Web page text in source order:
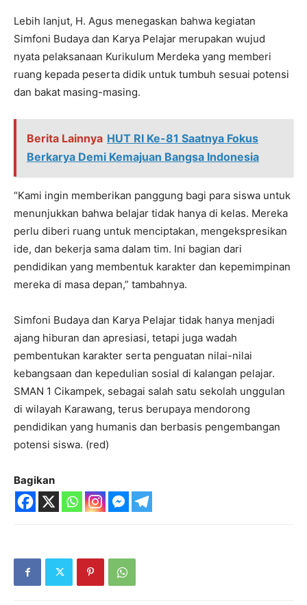
Lebih lanjut, H. Agus menegaskan bahwa kegiatan
Simfoni Budaya dan Karya Pelajar merupakan wujud
nyata pelaksanaan Kurikulum Merdeka yang memberi
ruang kepada peserta didik untuk tumbuh sesuai potensi
dan bakat masing-masing.
Berita Lainnya HUT RI Ke-81 Saatnya Fokus
Berkarya Demi Kemajuan Bangsa Indonesia
“Kami ingin memberikan panggung bagi para siswa untuk
menunjukkan bahwa belajar tidak hanya di kelas. Mereka
perlu diberi ruang untuk menciptakan, mengekspresikan
ide, dan bekerja sama dalam tim. Ini bagian dari
pendidikan yang membentuk karakter dan kepemimpinan
mereka di masa depan,” tambahnya.
Simfoni Budaya dan Karya Pelajar tidak hanya menjadi
ajang hiburan dan apresiasi, tetapi juga wadah
pembentukan karakter serta penguatan nilai-nilai
kebangsaan dan kepedulian sosial di kalangan pelajar.
SMAN 1 Cikampek, sebagai salah satu sekolah unggulan
di wilayah Karawang, terus berupaya mendorong
pendidikan yang humanis dan berbasis pengembangan
potensi siswa. (red)
Bagikan